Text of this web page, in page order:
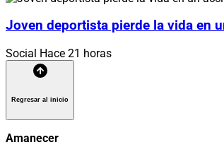
Joven deportista pierde la vida en
Social Hace 21 horas
Regresar al inicio
Amanecer